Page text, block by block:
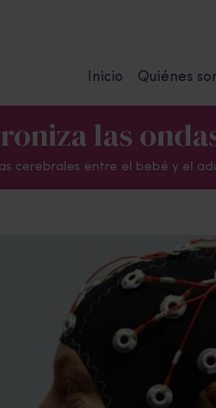
Inicio Quiénes
las
cerebrales entre el bebé y el